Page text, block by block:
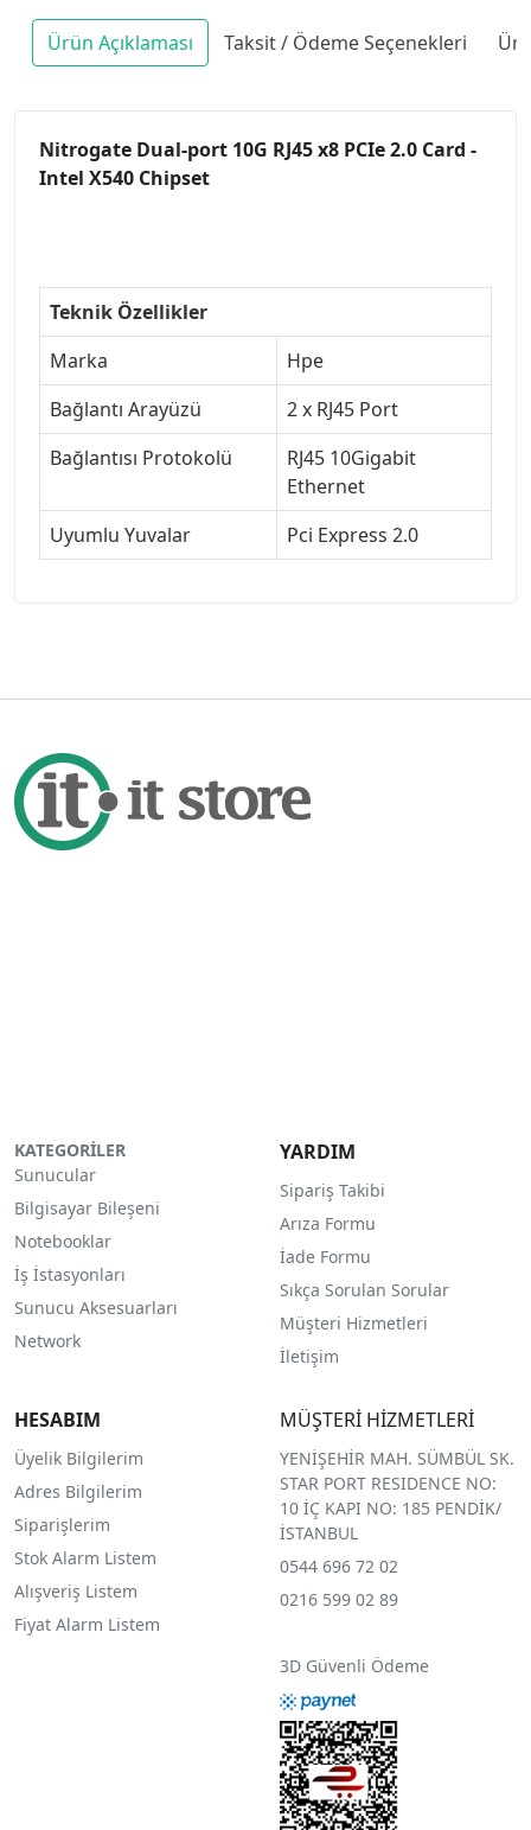
Ürün Açıklaması Taksit / Ödeme Seçenekleri
Nitrogate Dual-port 10G RJ45 x8 PCIe 2.0 Card -
Intel X540 Chipset
Teknik Özellikler
Marka
Hpe
Bağlantı Arayüzü
2 x RJ45 Port
Bağlantısı Protokolü
RJ45 10Gigabit
Ethernet
Uyumlu Yuvalar
Pci Express 2.0
KATEGORİLER
Sunucular
Bilgisayar Bileşeni
Notebooklar
İş İstasyonları
Sunucu Aksesuarları
Network
YARDIM
Sipariş Takibi
Arıza Formu
İade Formu
Sıkça Sorulan Sorular
Müşteri Hizmetleri
İletişim
HESABIM
Üyelik Bilgilerim
Adres Bilgilerim
Siparişlerim
Stok Alarm Listem
Alışveriş Listem
Fiyat Alarm Listem
MÜŞTERİ HİZMETLERİ
YENİŞEHİR MAH. SÜMBÜL SK.
STAR PORT RESIDENCE NO:
10 İÇ KAPI NO: 185 PENDİK/
İSTANBUL
0544 696 72 02
0216 599 02 89
3D Güvenli Ödeme